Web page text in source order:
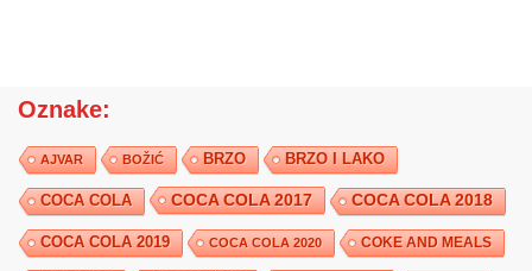
Oznake:
AJVAR BOŽIĆ BRZO BRZO I LAKO
COCA COLA COCA COLA 2017 COCA COLA 2018
COCA COLA 2019 COCA COLA 2020 COKE AND MEALS